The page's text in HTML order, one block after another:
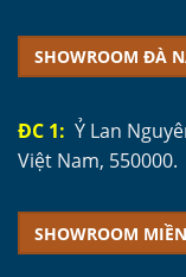
SHOWROOM ĐÀ
ĐC 1: Ỷ Lan
Việt Nam, 550000.
SHOWROOM